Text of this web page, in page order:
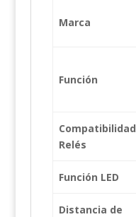
Marca
Función
Compatibilidad
Relés
Función LED
Distancia de